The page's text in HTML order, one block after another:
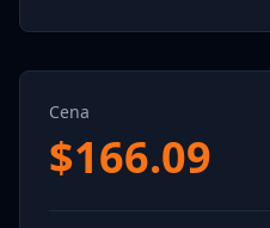
Cena
$166.09